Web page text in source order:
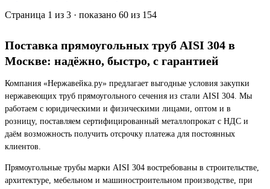
Страница 1 из 3 · показано 60 из 154
Поставка прямоугольных труб AISI 304 в
Москве: надёжно, быстро, с гарантией
Компания «Нержавейка.ру» предлагает выгодные условия закупки
нержавеющих труб прямоугольного сечения из стали AISI 304. Мы
работаем с юридическими и физическими лицами, оптом и в
розницу, поставляем сертифицированный металлопрокат с НДС и
даём возможность получить отсрочку платежа для постоянных
клиентов.
Прямоугольные трубы марки AISI 304 востребованы в строительстве,
архитектуре, мебельном и машиностроительном производстве, при